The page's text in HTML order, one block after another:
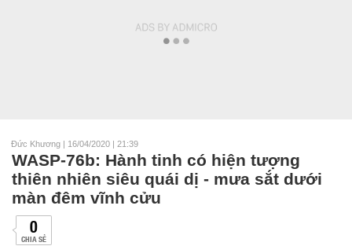
Đức Khương | 16/04/2020 | 21:39
WASP-76b: Hành tinh có hiện tượng
thiên nhiên siêu quái dị - mưa sắt dưới
màn đêm vĩnh cửu
0
CHIA SẺ